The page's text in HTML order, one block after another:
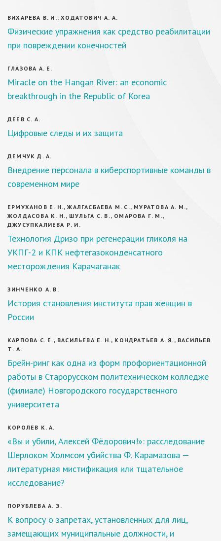
ВИХАРЕВА В. И., ХОДАТОВИЧ А. А.
Физические упражнения как средство реабилитации
при повреждении конечностей
ГЛАЗОВА А. Е.
Miracle on the Hangan River: an economic
breakthrough in the Republic of Korea
ДЕЕВ С. А.
Цифровые следы и их защита
ДЕМЧУК Д. А.
Внедрение персонала в киберспортивные команды в
современном мире
ЕРМУХАНОВ Е. Н., ЖАЛГАСБАЕВА М. С., МУРАТОВА А. М.,
ЖОЛДАСОВА К. Н., ШУЛЬГА С. В., ОМАРОВА Г. М.,
ДЖУСУПКАЛИЕВА Р. И.
Технология Дризо при регенерации гликоля на
УКПГ-2 и КПК нефтегазоконденсатного
месторождения Карачаганак
ЗИНЧЕНКО А. В.
История становления института прав женщин в
России
КАРПОВА С. Е., ВАСИЛЬЕВА Е. Н., КОНДРАТЬЕВ А. Я., ВАСИЛЬЕВ
Т. А.
Брейн-ринг как одна из форм профориентационной
работы в Старорусском политехническом колледже
(филиале) Новгородского государственного
университета
КОРОЛЕВ К. А.
«Вы и убили, Алексей Фёдорович!»: расследование
Шерлоком Холмсом убийства Ф. Карамазова —
литературная мистификация или тщательное
исследование?
ПОРУБЛЕВА А. Э.
К вопросу о запретах, установленных для лиц,
замещающих муниципальные должности, и